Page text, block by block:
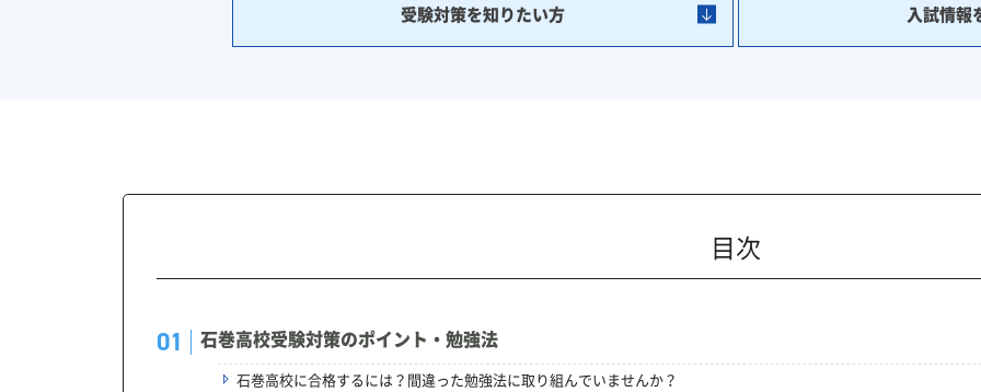
受験対策を知りたい方 入試情報
目次
石巻高校受験対策のポイント・勉強法
石巻高校に合格するには？間違った勉強法に取り組んでいませんか？